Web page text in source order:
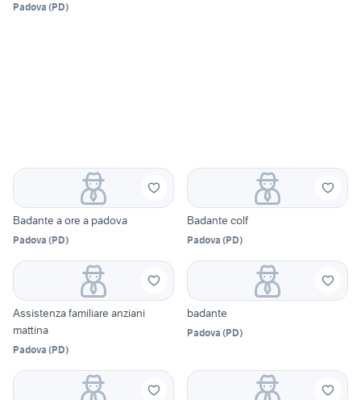
Padova (PD)
Badante a ore a padova
Padova (PD)
Badante colf
Padova (PD)
Assistenza familiare anziani
mattina
Padova (PD)
badante
Padova (PD)